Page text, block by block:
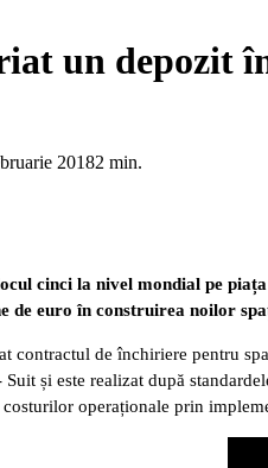
un depozit
20182 min.
cinci la nivel mondial pe
de euro în construirea noilor
contractul de închiriere pentru
și este realizat după
costurilor operaționale prin